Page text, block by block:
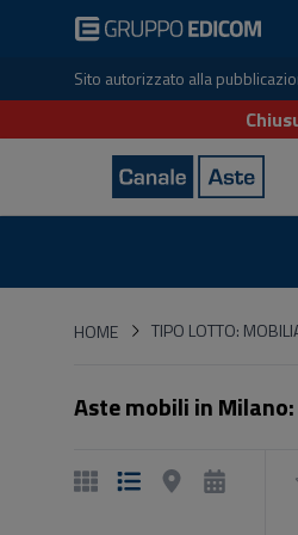
Sito autorizzato alla
HOMEHOMETIPO LOTTO:
Aste mobili in